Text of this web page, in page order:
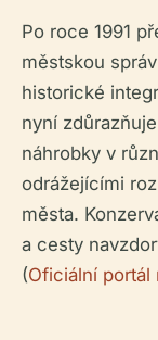
Po roce 1991
městskou
historické
nyní
náhrobky v
odrážejícími
města.
a cesty
(Oficiální portál